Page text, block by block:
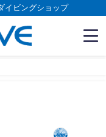
イビングショップ